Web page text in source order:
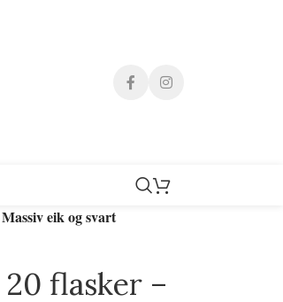
eik og svart
flasker –